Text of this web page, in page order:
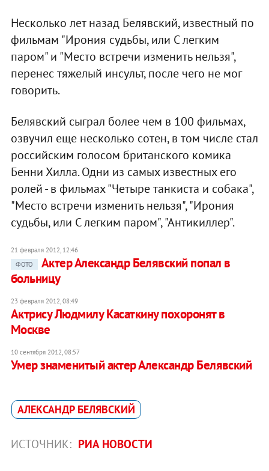
Несколько лет назад Белявский, известный по
фильмам "Ирония судьбы, или С легким
паром" и "Место встречи изменить нельзя",
перенес тяжелый инсульт, после чего не мог
говорить.
Белявский сыграл более чем в 100 фильмах,
озвучил еще несколько сотен, в том числе стал
российским голосом британского комика
Бенни Хилла. Одни из самых известных его
ролей - в фильмах "Четыре танкиста и собака",
"Место встречи изменить нельзя", "Ирония
судьбы, или С легким паром", "Антикиллер".
21 февраля 2012, 12:46
ФОТО
Актер Александр Белявский попал в
больницу
23 февраля 2012, 08:49
Актрису Людмилу Касаткину похоронят в
Москве
10 сентября 2012, 08:57
Умер знаменитый актер Александр Белявский
АЛЕКСАНДР БЕЛЯВСКИЙ
ИСТОЧНИК: РИА НОВОСТИ